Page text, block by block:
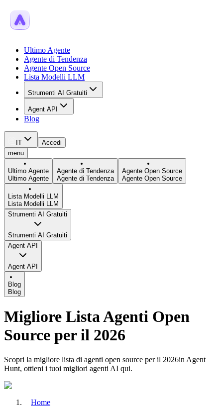
Ultimo Agente
Agente di Tendenza
Agente Open Source
Lista Modelli LLM
Strumenti AI Gratuiti
Agent API
Blog
IT
Accedi
menu
Ultimo Agente
Ultimo Agente
Agente di Tendenza
Agente di Tendenza
Agente Open Source
Agente Open Source
Lista Modelli LLM
Lista Modelli LLM
Strumenti AI Gratuiti
Strumenti AI Gratuiti
Agent API
Agent API
Blog
Blog
Migliore Lista Agenti Open
Source per il 2026
Scopri la migliore lista di agenti open source per il 2026in Agent
Hunt, ottieni i tuoi migliori agenti AI qui.
Home